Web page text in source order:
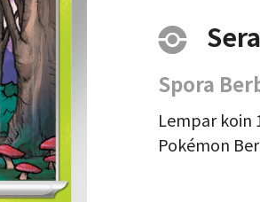
Spora
Lempar koin
Pokémon